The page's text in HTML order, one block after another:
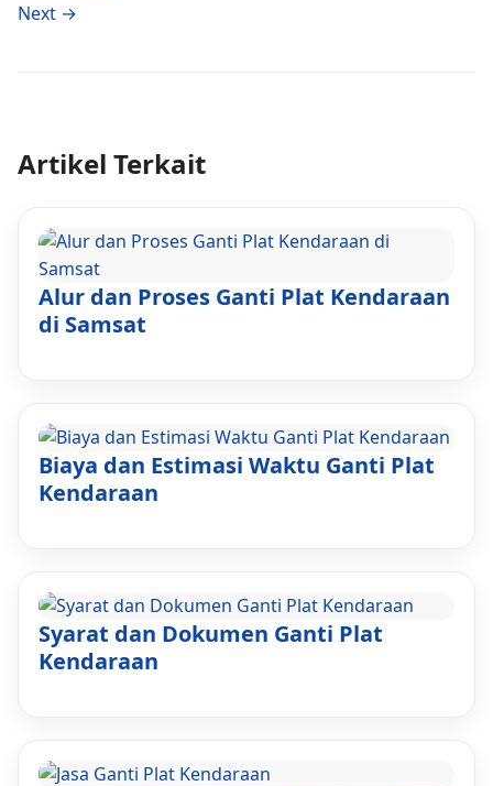
Next →
Artikel Terkait
Alur dan Proses Ganti Plat Kendaraan
di Samsat
Biaya dan Estimasi Waktu Ganti Plat
Kendaraan
Syarat dan Dokumen Ganti Plat
Kendaraan